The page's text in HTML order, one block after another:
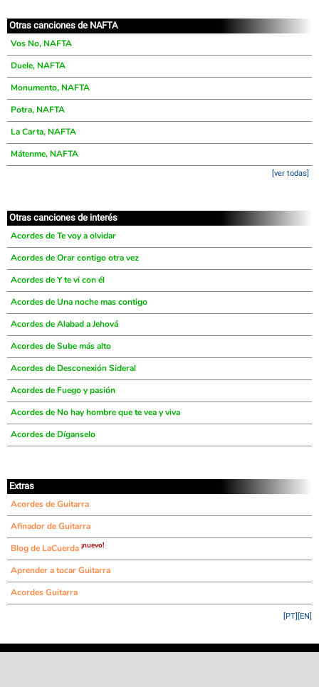
Otras canciones de NAFTA
Vos No, NAFTA
Duele, NAFTA
Monumento, NAFTA
Potra, NAFTA
La Carta, NAFTA
Mátenme, NAFTA
[ver todas]
Otras canciones de interés
Acordes de Te voy a olvidar
Acordes de Orar contigo otra vez
Acordes de Y te vi con él
Acordes de Una noche mas contigo
Acordes de Alabad a Jehová
Acordes de Sube más alto
Acordes de Desconexión Sideral
Acordes de Fuego y pasión
Acordes de No hay hombre que te vea y viva
Acordes de Díganselo
Extras
Acordes de Guitarra
Afinador de Guitarra
Blog de LaCuerda ¡nuevo!
Aprender a tocar Guitarra
Acordes Guitarra
[EN]
[PT]